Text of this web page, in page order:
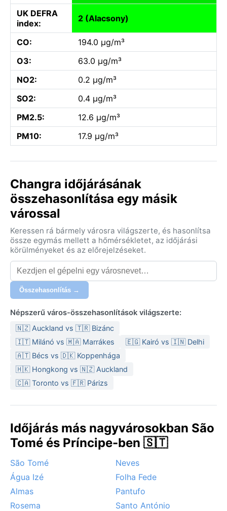
UK DEFRA
index:
2 (Alacsony)
CO:
194.0 µg/m³
O3:
63.0 µg/m³
NO2:
0.2 µg/m³
SO2:
0.4 µg/m³
PM2.5:
12.6 µg/m³
PM10:
17.9 µg/m³
Changra időjárásának
összehasonlítása egy másik
várossal
Keressen rá bármely városra világszerte, és hasonlítsa
össze egymás mellett a hőmérsékletet, az időjárási
körülményeket és az előrejelzéseket.
Összehasonlítás →
Népszerű város-összehasonlítások világszerte:
🇳🇿 Auckland vs 🇹🇷 Bizánc
🇮🇹 Milánó vs 🇲🇦 Marrákes
🇪🇬 Kairó vs 🇮🇳 Delhi
🇦🇹 Bécs vs 🇩🇰 Koppenhága
🇭🇰 Hongkong vs 🇳🇿 Auckland
🇨🇦 Toronto vs 🇫🇷 Párizs
Időjárás más nagyvárosokban São
Tomé és Príncipe-ben 🇸🇹
São Tomé
Neves
Água Izé
Folha Fede
Almas
Pantufo
Rosema
Santo António